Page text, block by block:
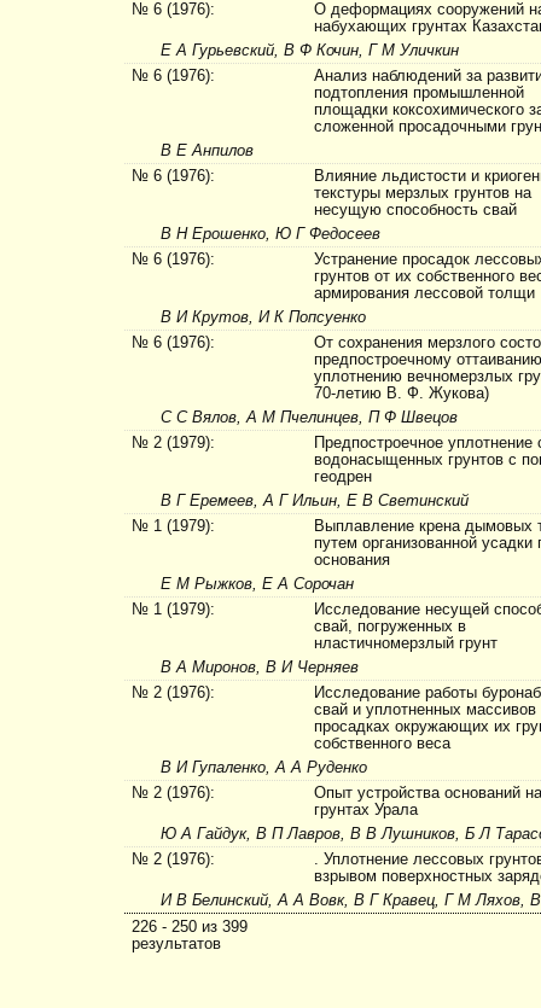
№ 6 (1976):
О деформациях сооружений
набухающих грунтах
Е А Гурьевский, В Ф Кочин, Г М Уличкин
№ 6 (1976):
Анализ наблюдений за
подтопления промышленной
площадки коксохимического
сложенной просадочными
В Е Анпилов
№ 6 (1976):
Влияние льдистости и
текстуры мерзлых грунтов на
несущую способность свай
В Н Ерошенко, Ю Г Федосеев
№ 6 (1976):
Устранение просадок
грунтов от их собственного
армирования лессовой толщи
В И Крутов, И К Попсуенко
№ 6 (1976):
От сохранения мерз­лого
предпостроечному
уплотнению вечномерзлых
70-летию В. Ф. Жукова)
С С Вялов, А М Пчелинцев, П Ф Швецов
№ 2 (1979):
Предпостроечное уплотнение
водонасыщенных грунтов с
геодрен
В Г Еремеев, А Г Ильин, Е В Светинский
№ 1 (1979):
Выплавление крена дымовых
путем организованной усадки
основания
Е М Рыжков, Е А Сорочан
№ 1 (1979):
Исследование несущей
свай, погруженных в
нластичномерзлый грунт
В А Миронов, В И Черняев
№ 2 (1976):
Исследование работы
свай и уплотненных массивов
просадках окружающих их
собственного веса
В И Гупаленко, А А Руденко
№ 2 (1976):
Опыт устройства оснований
грунтах Урала
Ю А Гайдук, В П Лавров, В В Лушников, Б Л
№ 2 (1976):
. Уплотнение лессовых
взрывом поверхностных
И В Белинский, А А Вовк, В Г Кравец, Г М Ляхов,
226 - 250 из 399
результатов